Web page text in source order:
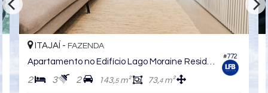
#772
ITAJAÍ - FAZENDA
2 3 2 143,5m² 73,4m²